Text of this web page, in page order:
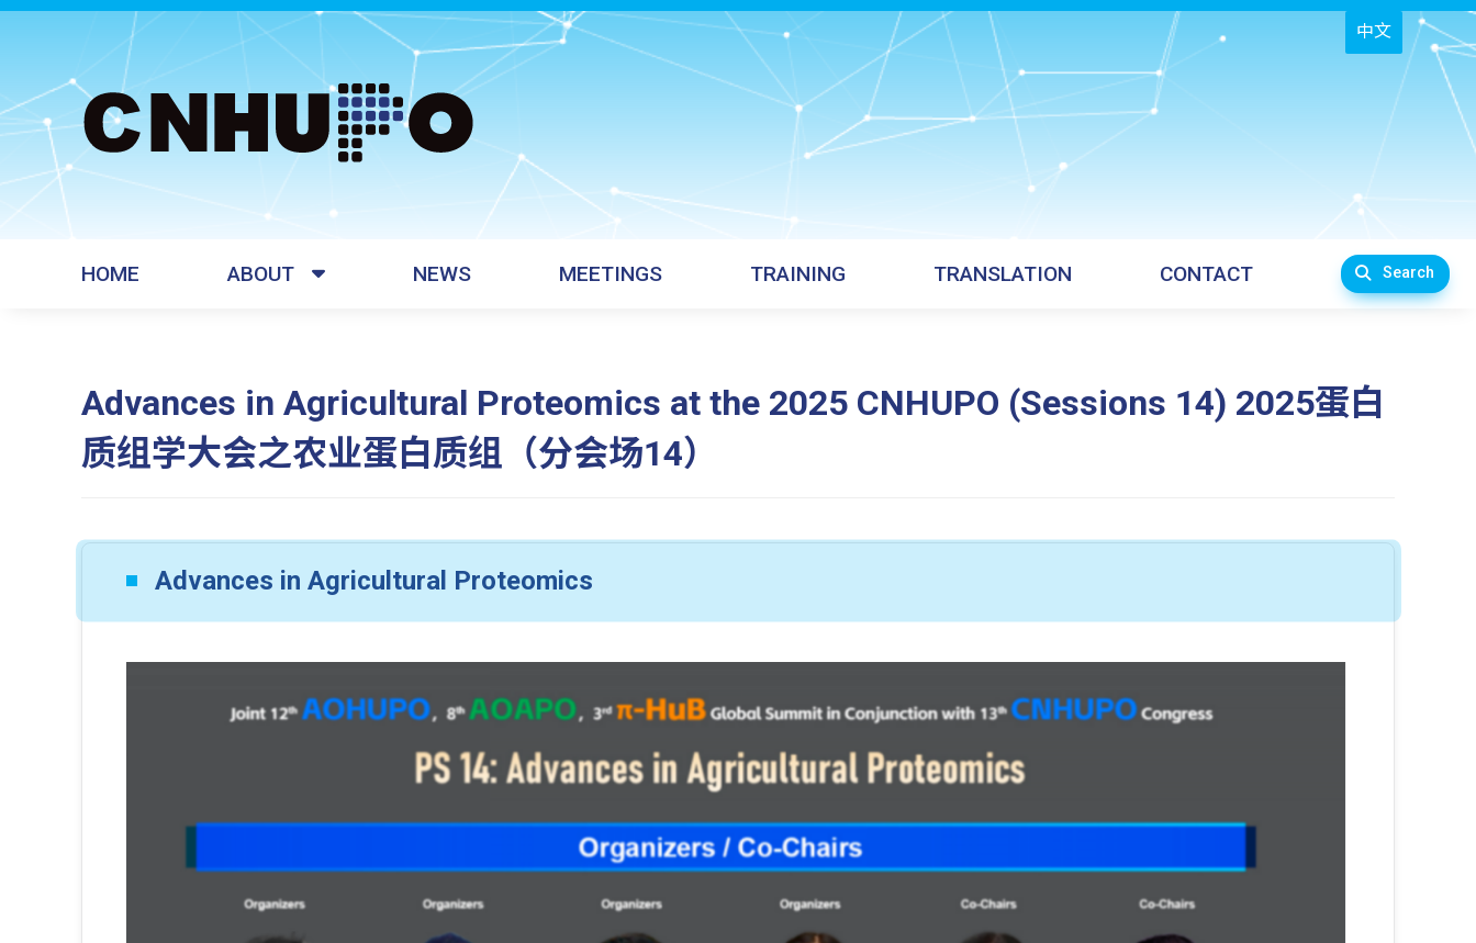
中文
HOME ABOUT NEWS MEETINGS TRAINING TRANSLATION CONTACT Search
Advances in Agricultural Proteomics at the 2025 CNHUPO (Sessions 14) 2025蛋白
质组学大会之农业蛋白质组（分会场14）
Advances in Agricultural Proteomics